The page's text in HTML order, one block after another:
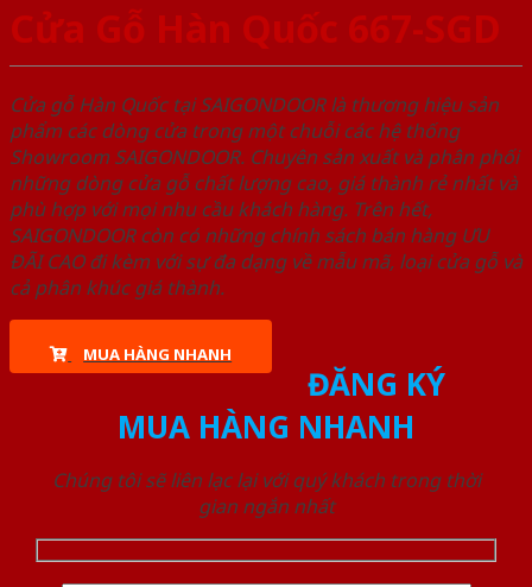
Cửa Gỗ Hàn Quốc 667-SGD
Cửa gỗ Hàn Quốc tại SAIGONDOOR là thương hiệu sản
phẩm các dòng cửa trong một chuỗi các hệ thống
Showroom SAIGONDOOR. Chuyên sản xuất và phân phối
những dòng cửa gỗ chất lượng cao, giá thành rẻ nhất và
phù hợp với mọi nhu cầu khách hàng. Trên hết,
SAIGONDOOR còn có những chính sách bán hàng ƯU
ĐÃI CAO đi kèm với sự đa dạng về mẫu mã, loại cửa gỗ và
cả phân khúc giá thành.
MUA HÀNG NHANH
ĐĂNG KÝ
MUA HÀNG NHANH
Chúng tôi sẽ liên lạc lại với quý khách trong thời
gian ngắn nhất